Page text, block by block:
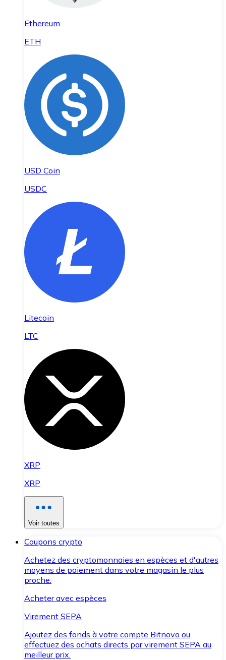
Ethereum
ETH
USD Coin
USDC
Litecoin
LTC
XRP
XRP
Voir toutes
Coupons crypto
Achetez des cryptomonnaies en espèces et d'autres
moyens de paiement dans votre magasin le plus
proche.
Acheter avec espèces
Virement SEPA
Ajoutez des fonds à votre compte Bitnovo ou
effectuez des achats directs par virement SEPA au
meilleur prix.